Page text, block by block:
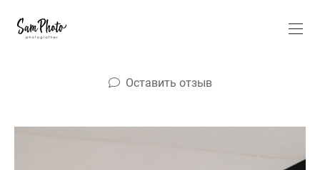
Оставить отзыв